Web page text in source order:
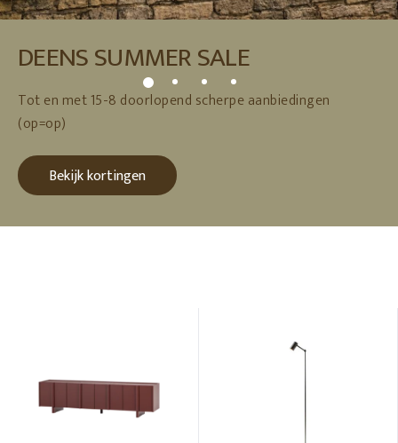
DEENS SUMMER SALE
Tot en met 15-8 doorlopend scherpe aanbiedingen
(op=op)
Bekijk kortingen